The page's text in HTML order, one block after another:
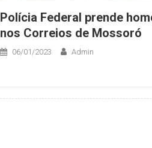
Polícia Federal prende
nos Correios de Mossoró
06/01/2023 Admin